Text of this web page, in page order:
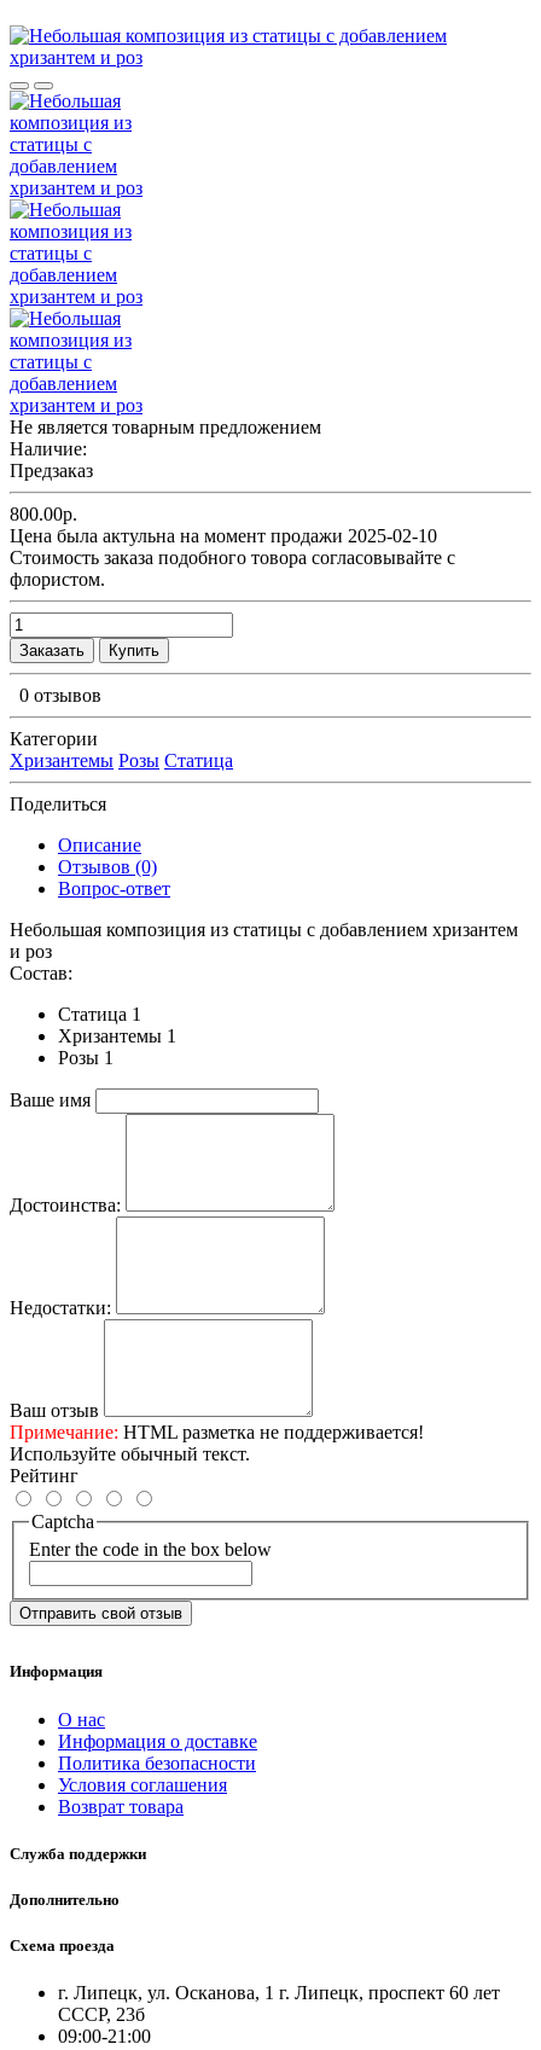
Не является товарным предложением
Наличие:
Предзаказ
800.00р.
Цена была актульна на момент продажи 2025-02-10
Cтоимость заказа подобного товора согласовывайте с
флористом.
Заказать Купить
0 отзывов
Категории
Хризантемы Розы Статица
Поделиться
Описание
Отзывов (0)
Вопрос-ответ
Небольшая композиция из статицы c добавлением хризантем
и роз
Состав:
Статица 1
Хризантемы 1
Розы 1
Ваше имя
Достоинства:
Недостатки:
Ваш отзыв
Примечание: HTML разметка не поддерживается!
Используйте обычный текст.
Рейтинг
Captcha
Enter the code in the box below
Отправить свой отзыв
Информация
О нас
Информация о доставке
Политика безопасности
Условия соглашения
Возврат товара
Служба поддержки
Дополнительно
Схема проезда
г. Липецк, ул. Осканова, 1 г. Липецк, проспект 60 лет
СССР, 23б
09:00-21:00